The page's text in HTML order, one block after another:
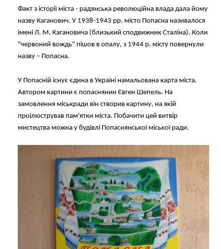
Факт з історії міста - радянська революційна влада дала йому
назву Каганович. У 1938-1943 рр. місто Попасна називалося
імені Л. М. Кагановича (близький сподвижник Сталіна). Коли
"червоний вождь" пішов в опалу, з 1944 р. місту повернули
назву – Попасна.
У Попасній існує єдина в Україні намальована карта міста.
Автором картини є попаснянин Євген Шепель. На
замовлення міськради він створив картину, на якій
проілюстрував пам'ятки міста. Побачити цей витвір
мистецтва можна у будівлі Попаснянської міської ради.